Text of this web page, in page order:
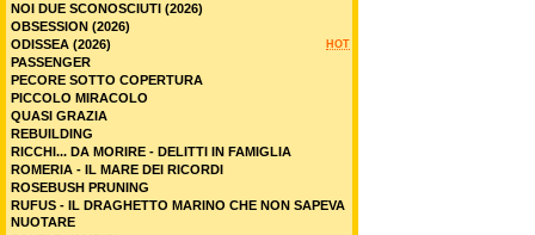
NOI DUE SCONOSCIUTI (2026)
OBSESSION (2026)
HOT
ODISSEA (2026)
PASSENGER
PECORE SOTTO COPERTURA
PICCOLO MIRACOLO
QUASI GRAZIA
REBUILDING
RICCHI... DA MORIRE - DELITTI IN FAMIGLIA
ROMERIA - IL MARE DEI RICORDI
ROSEBUSH PRUNING
RUFUS - IL DRAGHETTO MARINO CHE NON SAPEVA
NUOTARE